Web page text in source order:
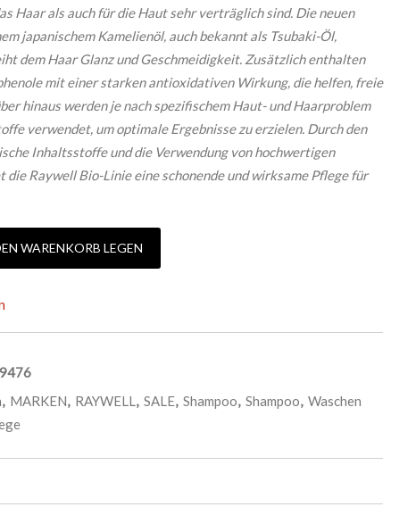
Haar als auch für die Haut sehr verträglich sind. Die neuen
japanischem Kamelienöl, auch bekannt als Tsubaki-Öl,
dem Haar Glanz und Geschmeidigkeit. Zusätzlich enthalten
mit einer starken antioxidativen Wirkung, die helfen, freie
hinaus werden je nach spezifischem Haut- und Haarproblem
verwendet, um optimale Ergebnisse zu erzielen. Durch den
Inhaltsstoffe und die Verwendung von hochwertigen
Raywell Bio-Linie eine schonende und wirksame Pflege für
OIL SHAMPOO Menge
WARENKORB LEGEN
, MARKEN, RAYWELL, SALE, Shampoo, Shampoo, Waschen